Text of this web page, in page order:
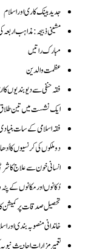
جدیدبینک کاری اور اسلام
مشینی ذبیحہ :مذاہب اربعہ
مبارک راتیں
عظمت والدین
فقہ حنفی سے دیوبندیوں کا
ایک نشست میں تین
فقہ اسلامی کے سات
دوملکوں کی کرنسیوں
انسانی خون سے علاج کا
دُکانوں اور مکانوں کے
تحصیل صدقات پر کمیشن
خاندانی منصوبہ بندی اور
تعمیرمزارات احادیث